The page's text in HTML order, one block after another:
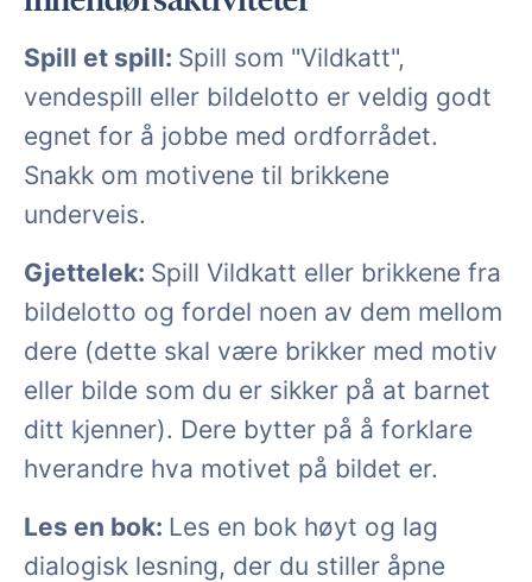
Spill et spill: Spill som "Vildkatt",
vendespill eller bildelotto er veldig godt
egnet for å jobbe med ordforrådet.
Snakk om motivene til brikkene
underveis.
Gjettelek: Spill Vildkatt eller brikkene fra
bildelotto og fordel noen av dem mellom
dere (dette skal være brikker med motiv
eller bilde som du er sikker på at barnet
ditt kjenner). Dere bytter på å forklare
hverandre hva motivet på bildet er.
Les en bok: Les en bok høyt og lag
dialogisk lesning, der du stiller åpne